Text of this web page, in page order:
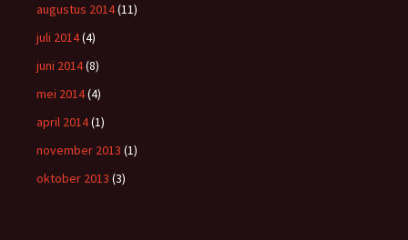
augustus 2014(11)
juli 2014(4)
juni 2014(8)
mei 2014(4)
april 2014(1)
november 2013 (1)
oktober 2013 (3)